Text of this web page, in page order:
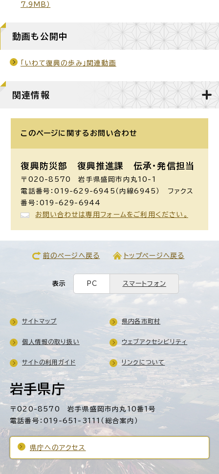
7.9MB）
動画も公開中
「いわて復興の歩み」関連動画
関連情報
このページに関する お問い合わせ
復興防災部 復興推進課 伝承・発信担当
〒020-8570 岩手県盛岡市内丸10-1
電話番号：019-629-6945（内線6945） ファクス
番号：019-629-6944
お問い合わせは専用フォームをご利用ください。
前のページへ戻る トップページへ戻る
表示 PC スマートフォン
岩手県庁
〒020-8570 岩手県盛岡市内丸10番1号
電話番号：019-651-3111（総合案内）
県庁へのアクセス
サイトマップ 県内各市町村
個人情報の取り扱い ウェブアクセシビリティ
サイトの利用ガイド リンクについて